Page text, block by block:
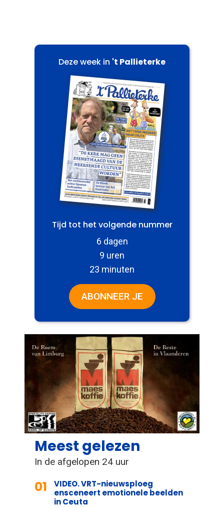
Deze week in 't Pallieterke
Tijd tot het volgende nummer
6 dagen
9 uren
23 minuten
ABONNEER JE
Meest gelezen
In de afgelopen 24 uur
01
VIDEO. VRT-nieuwsploeg
ensceneert emotionele beelden
in Ceuta